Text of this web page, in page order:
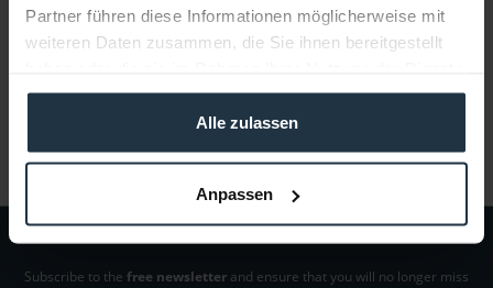
Partner führen diese Informationen möglicherweise mit
weiteren Daten zusammen, die Sie ihnen bereitgestellt
gesammelt haben.
Alle zulassen
Anpassen
Media
Manufacturer & Product Safety Information
Folgende Infos zum Hersteller sind verfübar......more
Subscribe to the free newsletter and ensure that you will no longer miss